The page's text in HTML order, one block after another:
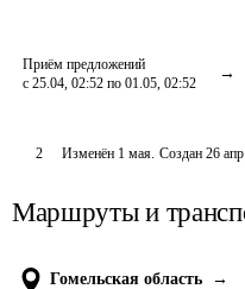
Приём предложений
с 25.04, 02:52 по 01.05, 02:52
2 Изменён 1 мая. Создан 26 апр
Маршруты и
Гомельская область
→